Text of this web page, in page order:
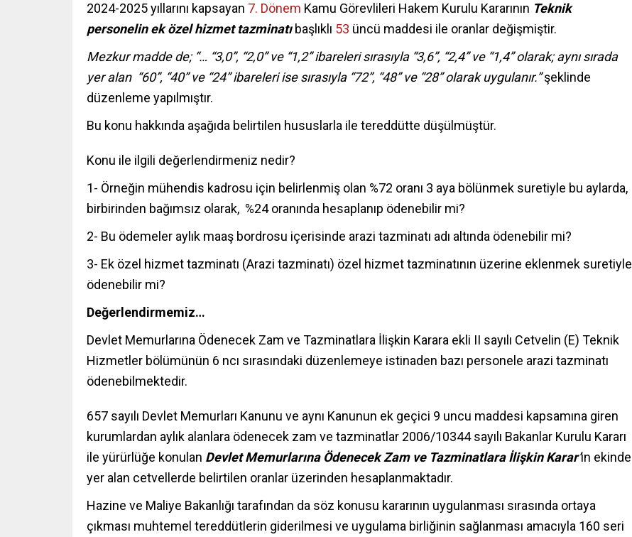
2024-2025 yıllarını kapsayan 7. Dönem Kamu Görevlileri Hakem Kurulu Kararının Teknik
personelin ek özel hizmet tazminatıbaşlıklı 53 üncü maddesi ile oranlar değişmiştir.
Mezkur madde de;“… “3,0”, “2,0” ve “1,2” ibareleri sırasıyla “3,6”, “2,4” ve “1,4” olarak; aynı sırada
yer alan “60”, “40” ve “24” ibareleri ise sırasıyla “72”, “48” ve “28” olarak uygulanır.”şeklinde
düzenleme yapılmıştır.
Bu konu hakkında aşağıda belirtilen hususlarla ile tereddütte düşülmüştür.
Konu ile ilgili değerlendirmeniz nedir?
1- Örneğin mühendis kadrosu için belirlenmiş olan %72 oranı 3 aya bölünmek suretiyle bu aylarda,
birbirinden bağımsız olarak, %24 oranında hesaplanıp ödenebilir mi?
2- Bu ödemeler aylık maaş bordrosu içerisinde arazi tazminatı adı altında ödenebilir mi?
3- Ek özel hizmet tazminatı (Arazi tazminatı) özel hizmet tazminatının üzerine eklenmek suretiyle
ödenebilir mi?
Değerlendirmemiz…
Devlet Memurlarına Ödenecek Zam ve Tazminatlara İlişkin Karara ekli II sayılı Cetvelin (E) Teknik
Hizmetler bölümünün 6 ncı sırasındaki düzenlemeye istinaden bazı personele arazi tazminatı
ödenebilmektedir.
657 sayılı Devlet Memurları Kanunu ve aynı Kanunun ek geçici 9 uncu maddesi kapsamına giren
kurumlardan aylık alanlara ödenecek zam ve tazminatlar 2006/10344 sayılı Bakanlar Kurulu Kararı
ile yürürlüğe konulan Devlet Memurlarına Ödenecek Zam ve Tazminatlara İlişkin Karar’ın ekinde
yer alan cetvellerde belirtilen oranlar üzerinden hesaplanmaktadır.
Hazine ve Maliye Bakanlığı tarafından da söz konusu kararının uygulanması sırasında ortaya
çıkması muhtemel tereddütlerin giderilmesi ve uygulama birliğinin sağlanması amacıyla 160 seri